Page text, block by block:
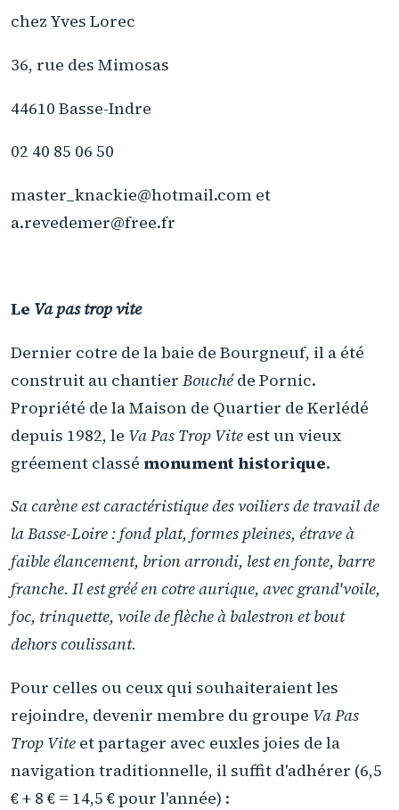
chez Yves Lorec
36, rue des Mimosas
44610 Basse-Indre
02 40 85 06 50
master_knackie@hotmail.com et
a.revedemer@free.fr
Le Va pas trop vite
Dernier cotre de la baie de Bourgneuf, il a été
construit au chantier Bouchéde Pornic.
Propriété de la Maison de Quartier de Kerlédé
depuis 1982, le Va Pas Trop Vite est un vieux
gréement classé monument historique.
Sa carène est caractéristique des voiliers de travail de
la Basse-Loire : fond plat, formes pleines, étrave à
faible élancement, brion arrondi, lest en fonte, barre
franche. Il est gréé en cotre aurique, avec grand'voile,
foc, trinquette, voile de flèche à balestron et bout
dehors coulissant.
Pour celles ou ceux qui souhaiteraient les
rejoindre, devenir membre du groupe Va Pas
Trop Vite et partager avec euxles joies de la
navigation traditionnelle, il suffit d'adhérer (6,5
€ + 8 € = 14,5 € pour l'année) :